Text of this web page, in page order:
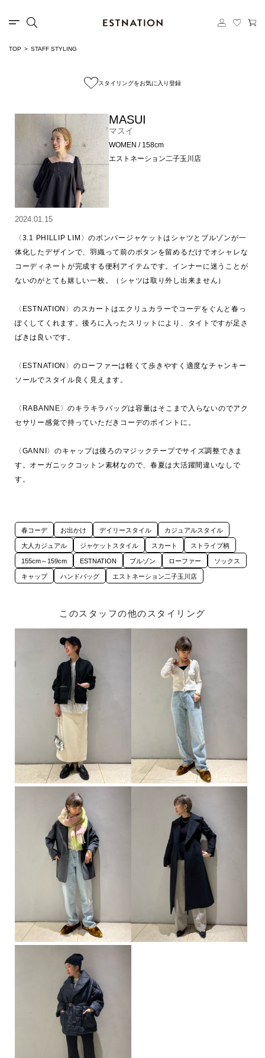
TOP STAFF STYLING
スタイリングをお気に入り登録
MASUI
マスイ
WOMEN / 158cm
エストネーション二子玉川店
2024.01.15
〈3.1 PHILLIP LIM〉のボンバージャケットはシャツとブルゾンが一
体化したデザインで、羽織って前のボタンを留めるだけでオシャレな
コーディネートが完成する便利アイテムです。インナーに迷うことが
ないのがとても嬉しい一枚。（シャツは取り外し出来ません）
〈ESTNATION〉のスカートはエクリュカラーでコーデをぐんと春っ
ぽくしてくれます。後ろに入ったスリットにより、タイトですが足さ
ばきは良いです。
〈ESTNATION〉のローファーは軽くて歩きやすく適度なチャンキー
ソールでスタイル良く見えます。
〈RABANNE〉のキラキラバッグは容量はそこまで入らないのでアク
セサリー感覚で持っていただきコーデのポイントに。
〈GANNI〉のキャップは後ろのマジックテープでサイズ調整できま
す。オーガニックコットン素材なので、春夏は大活躍間違いなしで
す。
春コーデ お出かけ デイリースタイル カジュアルスタイル
大人カジュアル ジャケットスタイル スカート ストライプ柄
155cm～159cm ESTNATION ブルゾン ローファー ソックス
キャップ ハンドバッグ エストネーション二子玉川店
このスタッフの他のスタイリング